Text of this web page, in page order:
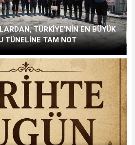
TÜRKİYE'NİN EN BÜYÜK
TÜNELİNE TAM NOT